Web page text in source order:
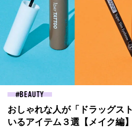
BEAUTY
おしゃれな人が「ドラッグス
いるアイテム３選【メイク編】